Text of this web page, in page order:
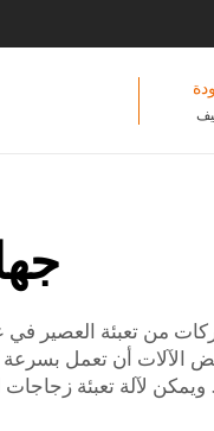
من تعبئة العصير
لآلة تعبئة